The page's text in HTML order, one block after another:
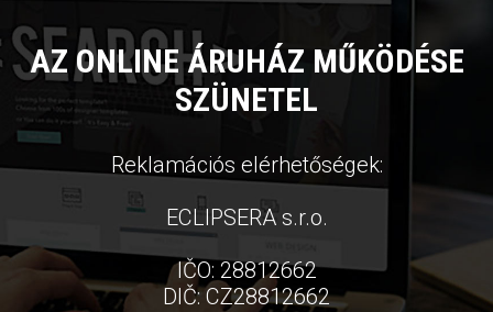
AZ ONLINE ÁRUHÁZ MŰKÖDÉSE
SZÜNETEL
Reklamációs elérhetőségek:
ECLIPSERA s.r.o.
IČO: 28812662
DIČ: CZ28812662